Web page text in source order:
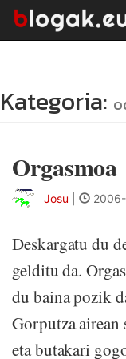
Kategoria:
Orgasmoa
Josu
Deskargatu du
gelditu da.
du baina pozik
Gorputza
eta butakari